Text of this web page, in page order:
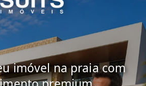
imóvel na praia com